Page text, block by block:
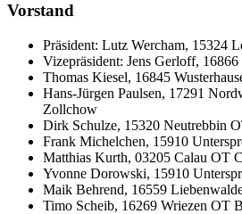
Vorstand
Präsident: Lutz Wercham, 15324
Vizepräsident: Jens Gerloff,
Thomas Kiesel, 16845
Hans-Jürgen Paulsen, 17291
Zollchow
Dirk Schulze, 15320 Neutrebbin
Frank Michelchen, 15910
Matthias Kurth, 03205 Calau OT
Yvonne Dorowski, 15910
Maik Behrend, 16559
Timo Scheib, 16269 Wriezen OT